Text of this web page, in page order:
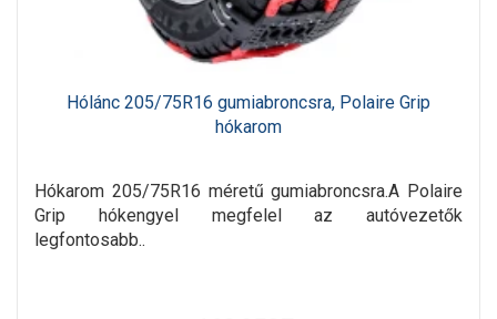
Hólánc 205/75R16 gumiabroncsra, Polaire Grip
hókarom
Hókarom 205/75R16 méretű gumiabroncsra.A Polaire
Grip hókengyel megfelel az autóvezetők
legfontosabb..